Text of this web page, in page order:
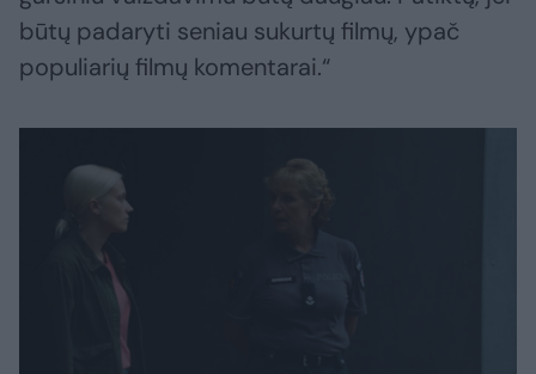
būtų padaryti seniau sukurtų filmų, ypač
populiarių filmų komentarai.“